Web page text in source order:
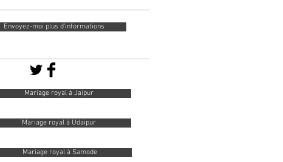
Envoyez-moi plus d'informations
Mariage royal à Jaipur
Mariage royal à Udaipur
Mariage royal à Samode